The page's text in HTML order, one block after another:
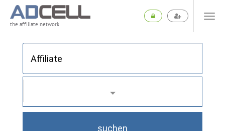
the affiliate network
suchen